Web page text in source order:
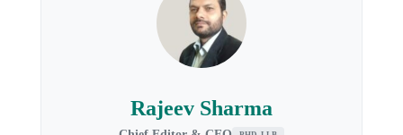
Rajeev Sharma